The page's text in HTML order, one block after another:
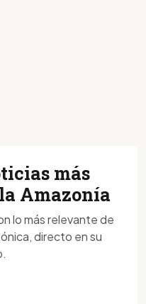
más
Amazonía
lo más relevante de
directo en su